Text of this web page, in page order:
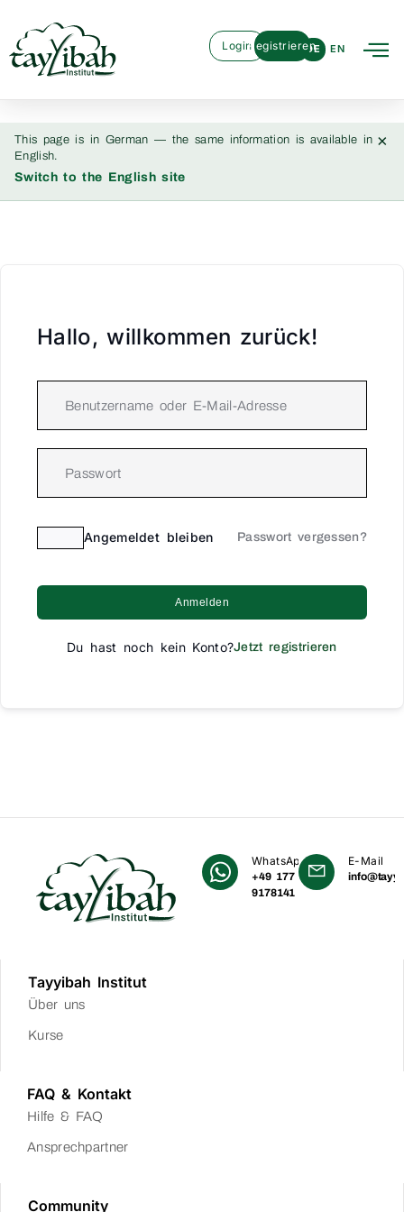
DE EN
LoginRegistrieren
This page is in German — the same information is available in
English.
Switch to the English site
×
Hallo, willkommen zurück!
Angemeldet bleiben Passwort vergessen?
Anmelden
Du hast noch kein Konto?Jetzt registrieren
WhatsApp
+49 177
9178141
E-Mail
Tayyibah Institut
Über uns
Kurse
FAQ & Kontakt
Hilfe & FAQ
Ansprechpartner
Community